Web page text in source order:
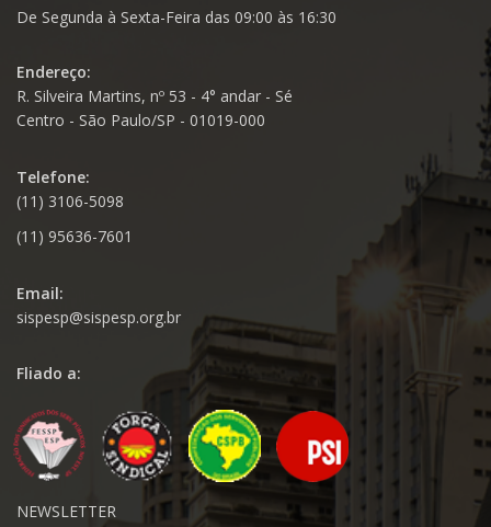
De Segunda à Sexta-Feira das 09:00 às 16:30
Endereço:
R. Silveira Martins, nº 53 - 4° andar - Sé
Centro - São Paulo/SP - 01019-000
Telefone:
(11) 3106-5098
(11) 95636-7601
Email:
sispesp@sispesp.org.br
Fliado a:
NEWSLETTER